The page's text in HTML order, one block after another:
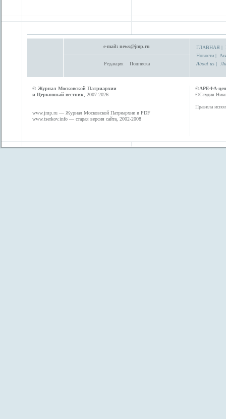
e-mail: news@jmp.ru
Редакция Подписка
ГЛАВНАЯ |
Новости |
About us |
© Журнал Московской Патриархии
и Церковный вестник , 2007-2026
www.jmp.ru — Журнал Московской Патриархии в PDF
www.tserkov.info — старая версия сайта, 2002-2008
©АРЕФА-
©Студия
Правила